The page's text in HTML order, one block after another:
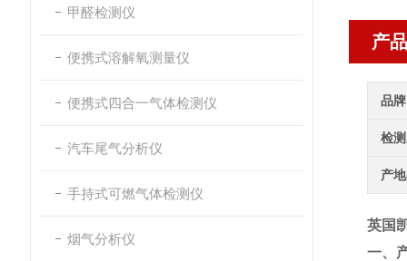
甲醛检测仪
便携式溶解氧测量仪
便携式四合一气体检测仪
汽车尾气分析仪
手持式可燃气体检测仪
烟气分析仪
产
品牌
检
产
英国
一、